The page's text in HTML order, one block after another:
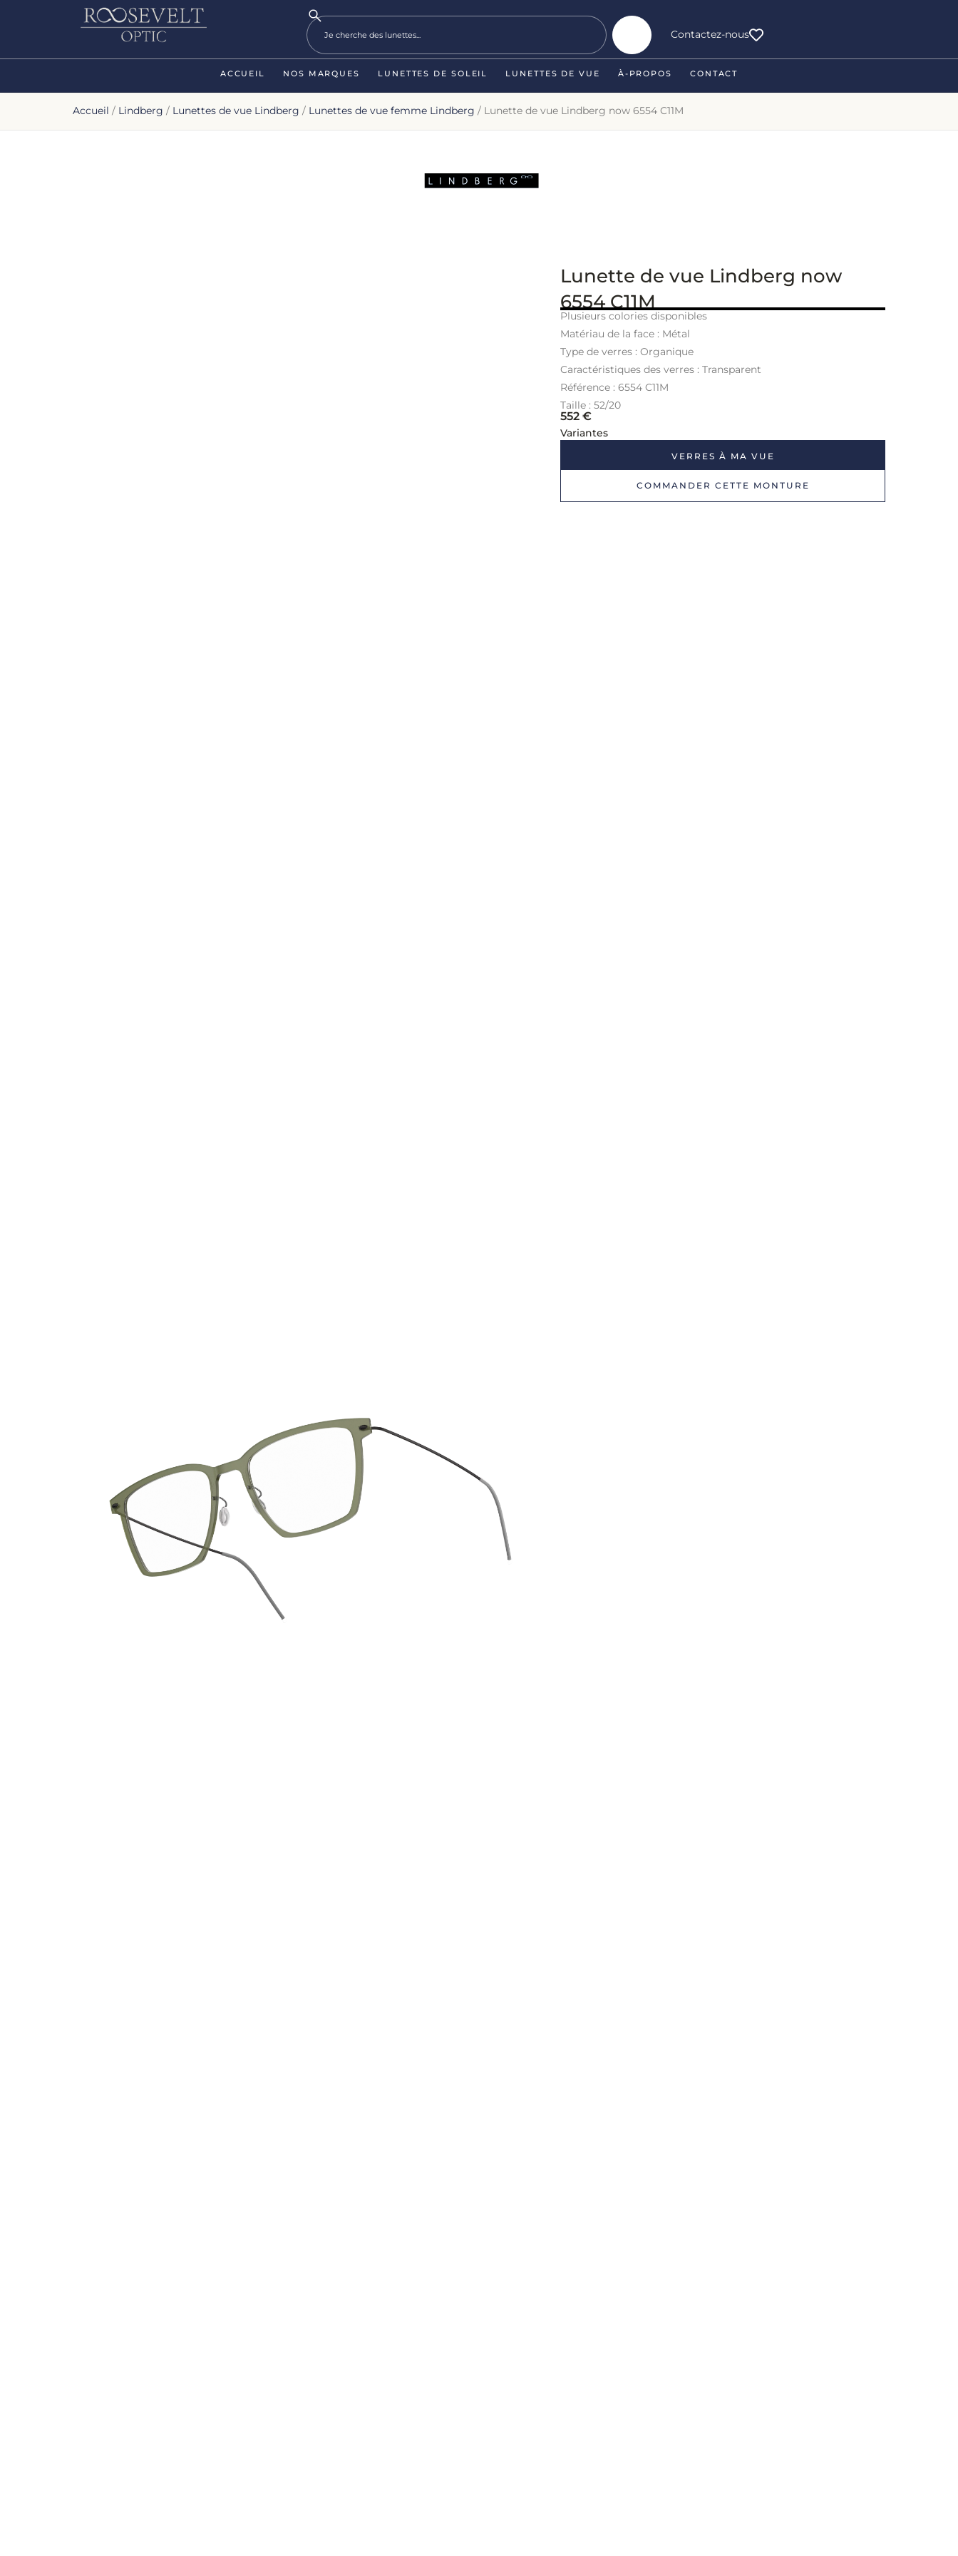
Contactez-nous
ACCUEIL NOS MARQUES LUNETTES DE SOLEIL LUNETTES DE VUE À-PROPOS CONTACT
Accueil / Lindberg / Lunettes de vue Lindberg / Lunettes de vue femme Lindberg / Lunette de vue Lindberg now 6554 C11M
Lunette de vue Lindberg now
6554 C11M
Plusieurs colories disponibles
Matériau de la face : Métal
Type de verres : Organique
Caractéristiques des verres : Transparent
Référence : 6554 C11M
Taille : 52/20
552 €
Variantes
VERRES À MA VUE
COMMANDER CETTE MONTURE